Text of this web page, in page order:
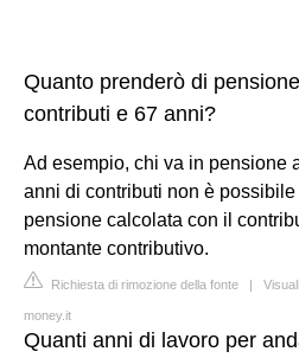
Quanto prenderò di
contributi e 67 anni?
Ad esempio, chi va in pensione
anni di contributi non è
pensione calcolata con il
montante contributivo.
Richiesta di rimozione della fonte |
money.it
Quanti anni di lavoro per